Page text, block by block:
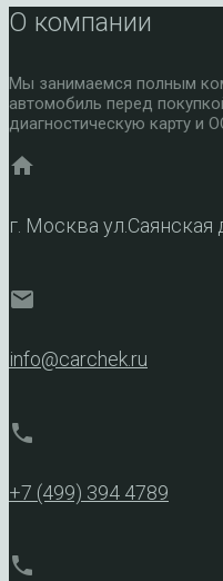
О компании
Мы занимаемся полным
автомобиль перед
диагностическую карту и
home
г. Москва
mail
info@carchek.ru
phone
+7 (499) 394 4789
phone